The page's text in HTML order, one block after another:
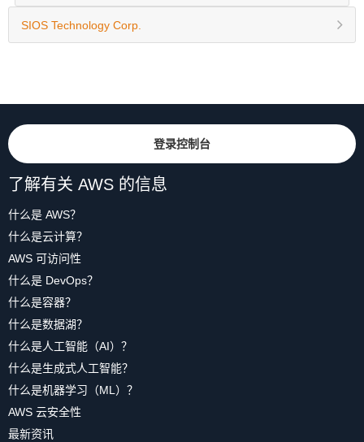
SIOS Technology Corp.
登录控制台
了解有关 AWS 的信息
什么是 AWS？
什么是云计算？
AWS 可访问性
什么是 DevOps？
什么是容器？
什么是数据湖？
什么是人工智能（AI）？
什么是生成式人工智能？
什么是机器学习（ML）？
AWS 云安全性
最新资讯